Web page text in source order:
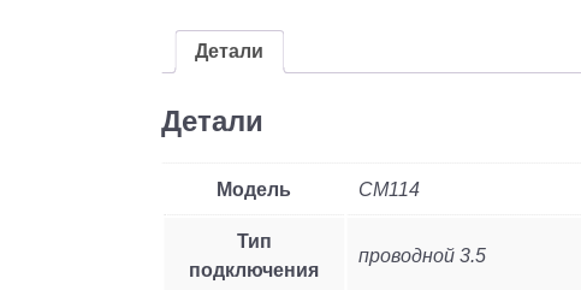
Детали
Детали
Модель CM114
Тип
подключения
проводной 3.5